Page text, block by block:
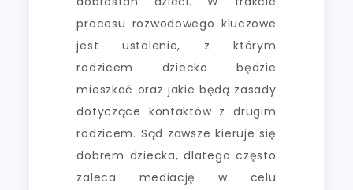
procesu rozwodowego kluczowe
jest ustalenie, z którym
rodzicem dziecko będzie
mieszkać oraz jakie będą zasady
dotyczące kontaktów z drugim
rodzicem. Sąd zawsze kieruje się
dobrem dziecka, dlatego często
zaleca mediację w celu